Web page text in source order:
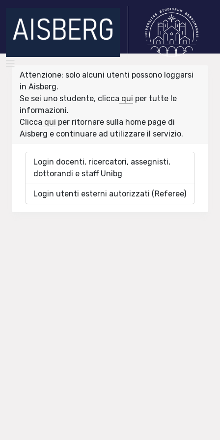
Attenzione: solo alcuni utenti possono loggarsi
in Aisberg.
Se sei uno studente, clicca qui per tutte le
informazioni.
Clicca qui per ritornare sulla home page di
Aisberg e continuare ad utilizzare il servizio.
Login docenti, ricercatori, assegnisti,
dottorandi e staff Unibg
Login utenti esterni autorizzati (Referee)